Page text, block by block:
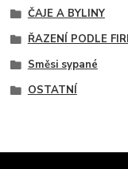
ČAJE A BYLINY
ŘAZENÍ PODLE
Směsi sypané
OSTATNÍ